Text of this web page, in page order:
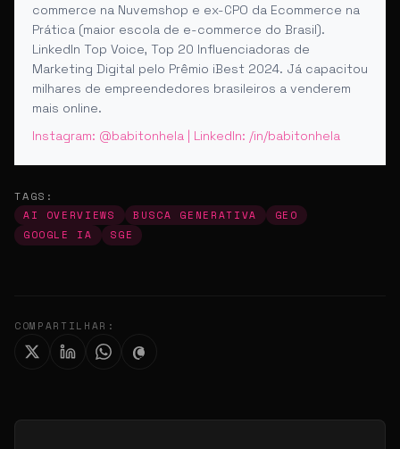
commerce na Nuvemshop e ex-CPO da Ecommerce na
Prática (maior escola de e-commerce do Brasil).
LinkedIn Top Voice, Top 20 Influenciadoras de
Marketing Digital pelo Prêmio iBest 2024. Já capacitou
milhares de empreendedores brasileiros a venderem
mais online.
Instagram: @babitonhela | LinkedIn: /in/babitonhela
TAGS:
AI OVERVIEWS BUSCA GENERATIVA
GEO
GOOGLE IA
SGE
COMPARTILHAR: